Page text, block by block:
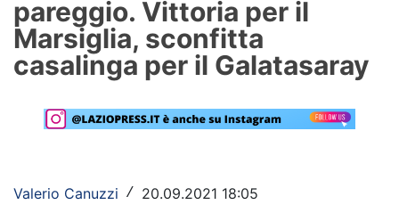
Infortuni
Primavera
Lazio Women
pareggio. Vittoria per il
Marsiglia, sconfitta
casalinga per il Galatasaray
Valerio Canuzzi / 20.09.2021 18:05